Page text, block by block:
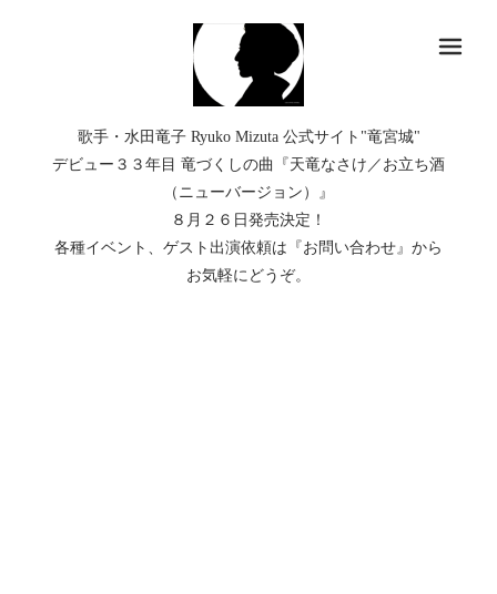
歌手・水田竜子 Ryuko Mizuta 公式サイト"竜宮城"
デビュー３３年目 竜づくしの曲『天竜なさけ／お立ち酒
（ニューバージョン）』
８月２６日発売決定！
各種イベント、ゲスト出演依頼は『お問い合わせ』から
お気軽にどうぞ。